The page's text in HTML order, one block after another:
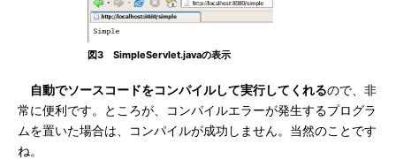
図3 SimpleServlet.javaの表示
自動でソースコードをコンパイルして実行してくれるので、非
常に便利です。ところが、コンパイルエラーが発生するプログラ
ムを置いた場合は、コンパイルが成功しません。当然のことです
ね。